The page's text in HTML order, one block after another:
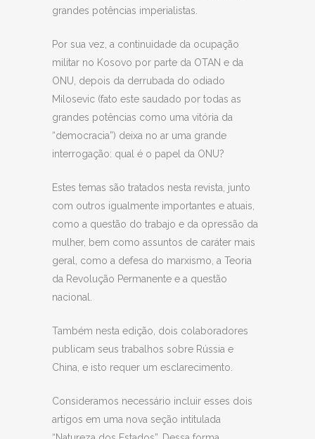
grandes potências imperialistas.
Por sua vez, a continuidade da ocupação
militar no Kosovo por parte da OTAN e da
ONU, depois da derrubada do odiado
Milosevic (fato este saudado por todas as
grandes potências como uma vitória da
“democracia”) deixa no ar uma grande
interrogação: qual é o papel da ONU?
Estes temas são tratados nesta revista, junto
com outros igualmente importantes e atuais,
como a questão do trabajo e da opressão da
mulher, bem como assuntos de caráter mais
geral, como a defesa do marxismo, a Teoria
da Revolução Permanente e a questão
nacional.
Também nesta edição, dois colaboradores
publicam seus trabalhos sobre Rússia e
China, e isto requer um esclarecimento.
Consideramos necessário incluir esses dois
artigos em uma nova seção intitulada